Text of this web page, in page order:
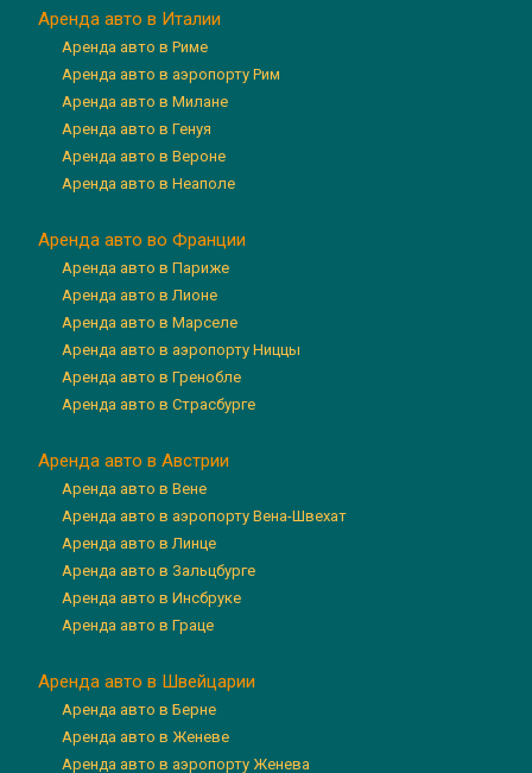
Аренда авто в Италии
Аренда авто в Риме
Аренда авто в аэропорту Рим
Аренда авто в Милане
Аренда авто в Генуя
Аренда авто в Вероне
Аренда авто в Неаполе
Аренда авто во Франции
Аренда авто в Париже
Аренда авто в Лионе
Аренда авто в Марселе
Аренда авто в аэропорту Ниццы
Аренда авто в Гренобле
Аренда авто в Страсбурге
Аренда авто в Австрии
Аренда авто в Вене
Аренда авто в аэропорту Вена-Швехат
Аренда авто в Линце
Аренда авто в Зальцбурге
Аренда авто в Инсбруке
Аренда авто в Граце
Аренда авто в Швейцарии
Аренда авто в Берне
Аренда авто в Женеве
Аренда авто в аэропорту Женева